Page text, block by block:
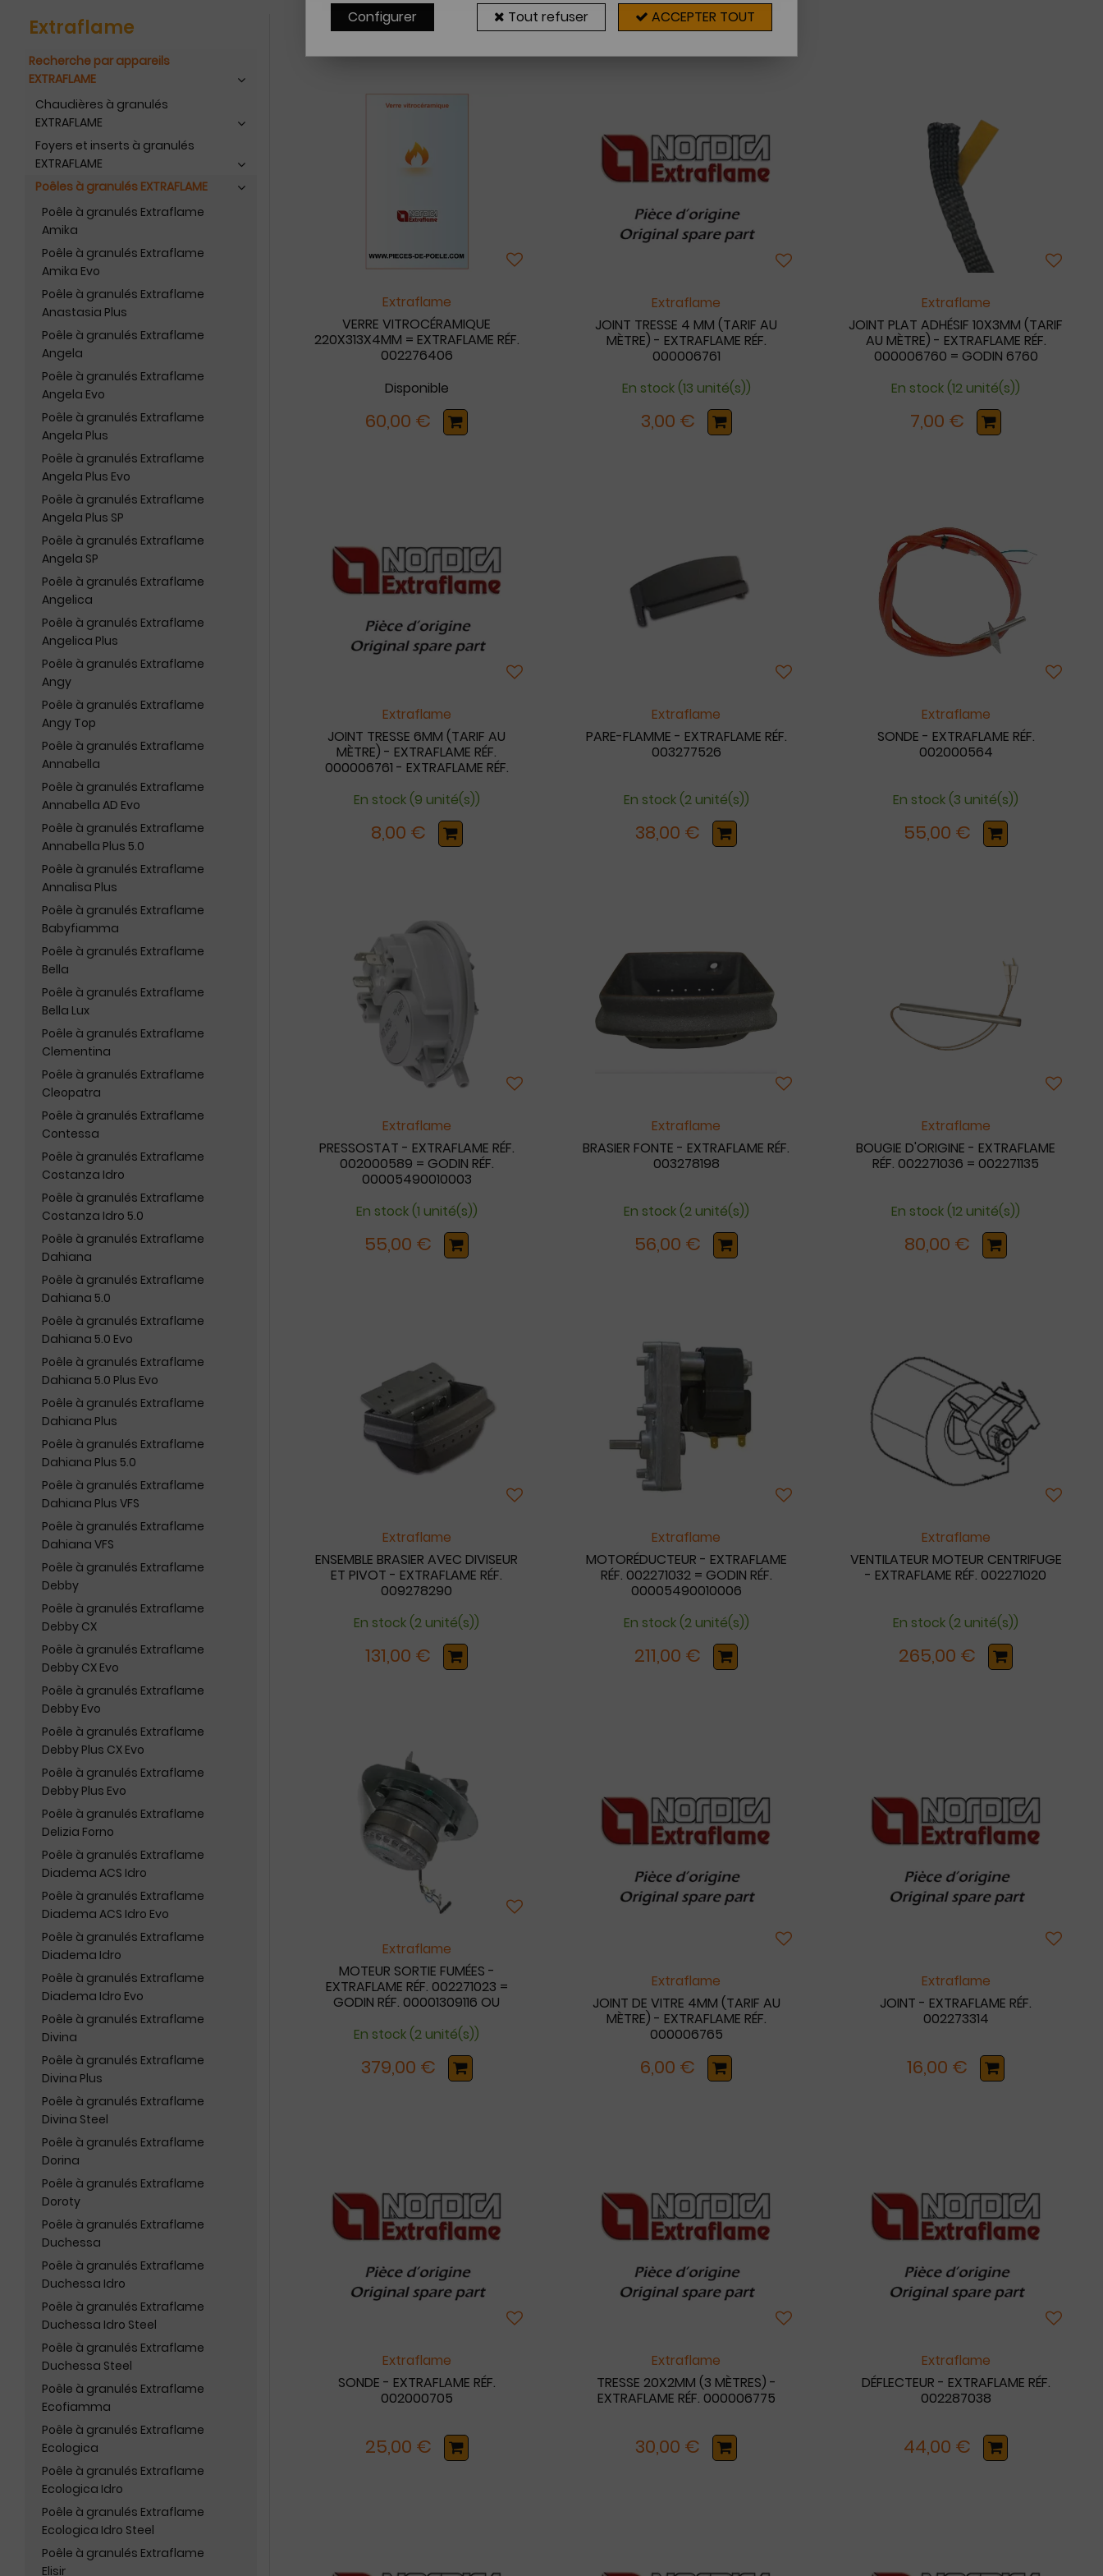
Extraflame
Recherche par appareils
EXTRAFLAME
Chaudières à granulés
EXTRAFLAME
Foyers et inserts à granulés
EXTRAFLAME
Poêles à granulés EXTRAFLAME
Poêle à granulés Extraflame
Amika
Poêle à granulés Extraflame
Amika Evo
Poêle à granulés Extraflame
Anastasia Plus
Poêle à granulés Extraflame
Angela
Poêle à granulés Extraflame
Angela Evo
Poêle à granulés Extraflame
Angela Plus
Poêle à granulés Extraflame
Angela Plus Evo
Poêle à granulés Extraflame
Angela Plus SP
Poêle à granulés Extraflame
Angela SP
Poêle à granulés Extraflame
Angelica
Poêle à granulés Extraflame
Angelica Plus
Poêle à granulés Extraflame
Angy
Poêle à granulés Extraflame
Angy Top
Poêle à granulés Extraflame
Annabella
Poêle à granulés Extraflame
Annabella AD Evo
Poêle à granulés Extraflame
Annabella Plus 5.0
Poêle à granulés Extraflame
Annalisa Plus
Poêle à granulés Extraflame
Babyfiamma
Poêle à granulés Extraflame
Bella
Poêle à granulés Extraflame
Bella Lux
Poêle à granulés Extraflame
Clementina
Poêle à granulés Extraflame
Cleopatra
Poêle à granulés Extraflame
Contessa
Poêle à granulés Extraflame
Costanza Idro
Poêle à granulés Extraflame
Costanza Idro 5.0
Poêle à granulés Extraflame
Dahiana
Poêle à granulés Extraflame
Dahiana 5.0
Poêle à granulés Extraflame
Dahiana 5.0 Evo
Poêle à granulés Extraflame
Dahiana 5.0 Plus Evo
Poêle à granulés Extraflame
Dahiana Plus
Poêle à granulés Extraflame
Dahiana Plus 5.0
Poêle à granulés Extraflame
Dahiana Plus VFS
Poêle à granulés Extraflame
Dahiana VFS
Poêle à granulés Extraflame
Debby
Poêle à granulés Extraflame
Debby CX
Poêle à granulés Extraflame
Debby CX Evo
Poêle à granulés Extraflame
Debby Evo
Poêle à granulés Extraflame
Debby Plus CX Evo
Poêle à granulés Extraflame
Debby Plus Evo
Poêle à granulés Extraflame
Delizia Forno
Poêle à granulés Extraflame
Diadema ACS Idro
Poêle à granulés Extraflame
Diadema ACS Idro Evo
Poêle à granulés Extraflame
Diadema Idro
Poêle à granulés Extraflame
Diadema Idro Evo
Poêle à granulés Extraflame
Divina
Poêle à granulés Extraflame
Divina Plus
Poêle à granulés Extraflame
Divina Steel
Poêle à granulés Extraflame
Dorina
Poêle à granulés Extraflame
Doroty
Poêle à granulés Extraflame
Duchessa
Poêle à granulés Extraflame
Duchessa Idro
Poêle à granulés Extraflame
Duchessa Idro Steel
Poêle à granulés Extraflame
Duchessa Steel
Poêle à granulés Extraflame
Ecofiamma
Poêle à granulés Extraflame
Ecologica
Poêle à granulés Extraflame
Ecologica Idro
Poêle à granulés Extraflame
Ecologica Idro Steel
Poêle à granulés Extraflame
Elisir
24 articles sur24
Extraflame
VERRE VITROCÉRAMIQUE
220X313X4MM = EXTRAFLAME RÉF.
002276406
Disponible
60,00 €
Extraflame
JOINT TRESSE 4 MM (TARIF AU
MÈTRE) - EXTRAFLAME RÉF.
000006761
En stock (13 unité(s))
3,00 €
Extraflame
JOINT PLAT ADHÉSIF 10X3MM (TARIF
AU MÈTRE) - EXTRAFLAME RÉF.
000006760 = GODIN 6760
En stock (12 unité(s))
7,00 €
Extraflame
JOINT TRESSE 6MM (TARIF AU
MÈTRE) - EXTRAFLAME RÉF.
000006761 - EXTRAFLAME RÉF.
En stock (9 unité(s))
8,00 €
Extraflame
PARE-FLAMME - EXTRAFLAME RÉF.
003277526
En stock (2 unité(s))
38,00 €
Extraflame
SONDE - EXTRAFLAME RÉF.
002000564
En stock (3 unité(s))
55,00 €
Extraflame
PRESSOSTAT - EXTRAFLAME RÉF.
002000589 = GODIN RÉF.
00005490010003
En stock (1 unité(s))
55,00 €
Extraflame
BRASIER FONTE - EXTRAFLAME RÉF.
003278198
En stock (2 unité(s))
56,00 €
Extraflame
BOUGIE D'ORIGINE - EXTRAFLAME
RÉF. 002271036 = 002271135
En stock (12 unité(s))
80,00 €
Extraflame
ENSEMBLE BRASIER AVEC DIVISEUR
ET PIVOT - EXTRAFLAME RÉF.
009278290
En stock (2 unité(s))
131,00 €
Extraflame
MOTORÉDUCTEUR - EXTRAFLAME
RÉF. 002271032 = GODIN RÉF.
00005490010006
En stock (2 unité(s))
211,00 €
Extraflame
VENTILATEUR MOTEUR CENTRIFUGE
- EXTRAFLAME RÉF. 002271020
En stock (2 unité(s))
265,00 €
Extraflame
MOTEUR SORTIE FUMÉES -
EXTRAFLAME RÉF. 002271023 =
GODIN RÉF. 00001309116 OU
En stock (2 unité(s))
379,00 €
Extraflame
JOINT DE VITRE 4MM (TARIF AU
MÈTRE) - EXTRAFLAME RÉF.
000006765
6,00 €
Extraflame
JOINT - EXTRAFLAME RÉF.
002273314
16,00 €
Extraflame
SONDE - EXTRAFLAME RÉF.
002000705
25,00 €
Extraflame
TRESSE 20X2MM (3 MÈTRES) -
EXTRAFLAME RÉF. 000006775
30,00 €
Extraflame
DÉFLECTEUR - EXTRAFLAME RÉF.
002287038
44,00 €
Configurer Tout refuser ACCEPTER TOUT